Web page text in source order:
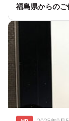
福島県からのご